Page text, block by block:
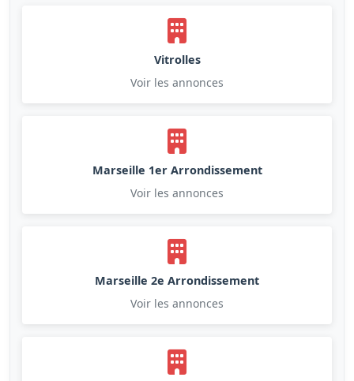
Vitrolles
Voir les annonces
Marseille 1er Arrondissement
Voir les annonces
Marseille 2e Arrondissement
Voir les annonces